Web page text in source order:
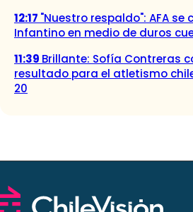
12:17 "Nuestro respaldo": AFA
Infantino en medio de duros
11:39 Brillante: Sofía Contreras
resultado para el atletismo
20